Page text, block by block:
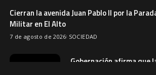
Cierran la avenida Juan Pablo II por la
Militar en El Alto
7 de agosto de 2026 SOCIEDAD
Gobernación afirma que